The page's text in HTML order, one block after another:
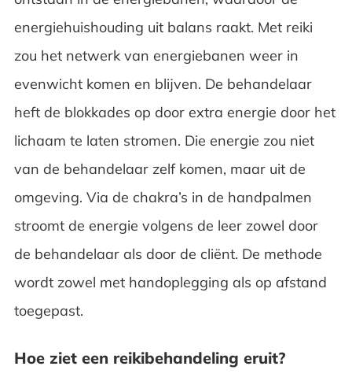
energiehuishouding uit balans raakt. Met reiki
zou het netwerk van energiebanen weer in
evenwicht komen en blijven. De behandelaar
heft de blokkades op door extra energie door het
lichaam te laten stromen. Die energie zou niet
van de behandelaar zelf komen, maar uit de
omgeving. Via de chakra’s in de handpalmen
stroomt de energie volgens de leer zowel door
de behandelaar als door de cliënt. De methode
wordt zowel met handoplegging als op afstand
toegepast.
Hoe ziet een reikibehandeling eruit?